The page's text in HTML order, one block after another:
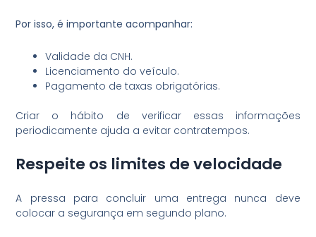
Por isso, é importante acompanhar:
Validade da CNH.
Licenciamento do veículo.
Pagamento de taxas obrigatórias.
Criar o hábito de verificar essas informações
periodicamente ajuda a evitar contratempos.
Respeite os limites de velocidade
A pressa para concluir uma entrega nunca deve
colocar a segurança em segundo plano.